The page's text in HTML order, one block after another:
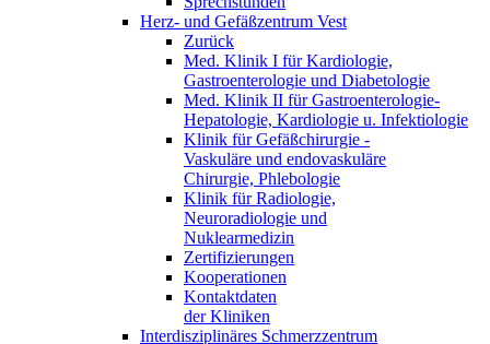
Herz- und Gefäßzentrum Vest
Zurück
Med. Klinik I für Kardiologie,
Gastroenterologie und Diabetologie
Med. Klinik II für Gastroenterologie-
Hepatologie, Kardiologie u. Infektiologie
Klinik für Gefäßchirurgie -
Vaskuläre und endovaskuläre
Chirurgie, Phlebologie
Klinik für Radiologie,
Neuroradiologie und
Nuklearmedizin
Zertifizierungen
Kooperationen
Kontaktdaten
der Kliniken
Interdisziplinäres Schmerzzentrum